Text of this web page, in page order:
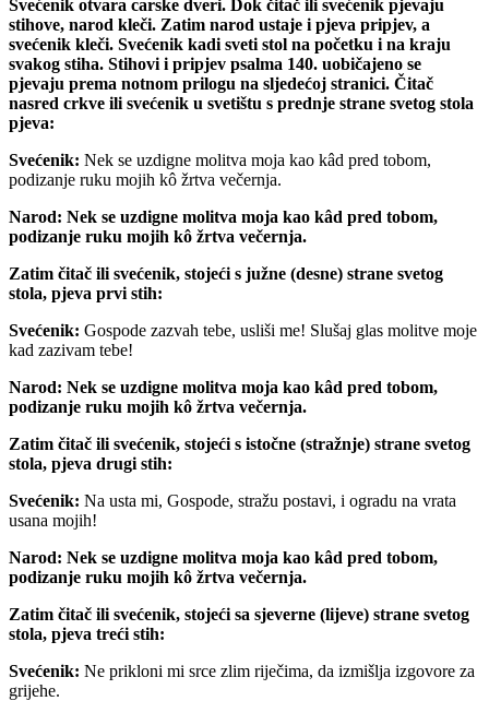
Svećenik otvara carske dveri. Dok čitač ili svećenik pjevaju
stihove, narod kleči. Zatim narod ustaje i pjeva pripjev, a
svećenik kleči. Svećenik kadi sveti stol na početku i na kraju
svakog stiha. Stihovi i pripjev psalma 140. uobičajeno se
pjevaju prema notnom prilogu na sljedećoj stranici. Čitač
nasred crkve ili svećenik u svetištu s prednje strane svetog stola
pjeva:
Svećenik: Nek se uzdigne molitva moja kao kâd pred tobom,
podizanje ruku mojih kô žrtva večernja.
Narod: Nek se uzdigne molitva moja kao kâd pred tobom,
podizanje ruku mojih kô žrtva večernja.
Zatim čitač ili svećenik, stojeći s južne (desne) strane svetog
stola, pjeva prvi stih:
Svećenik: Gospode zazvah tebe, usliši me! Slušaj glas molitve moje
kad zazivam tebe!
Narod: Nek se uzdigne molitva moja kao kâd pred tobom,
podizanje ruku mojih kô žrtva večernja.
Zatim čitač ili svećenik, stojeći s istočne (stražnje) strane svetog
stola, pjeva drugi stih:
Svećenik: Na usta mi, Gospode, stražu postavi, i ogradu na vrata
usana mojih!
Narod: Nek se uzdigne molitva moja kao kâd pred tobom,
podizanje ruku mojih kô žrtva večernja.
Zatim čitač ili svećenik, stojeći sa sjeverne (lijeve) strane svetog
stola, pjeva treći stih:
Svećenik: Ne prikloni mi srce zlim riječima, da izmišlja izgovore za
grijehe.